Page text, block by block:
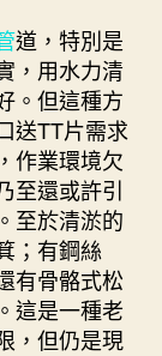
道，特別是
，用水力清
。但這種方
送TT片需求
作業環境欠
至還或許引
至於清淤的
；有鋼絲
有骨骼式松
這是一種老
，但仍是現